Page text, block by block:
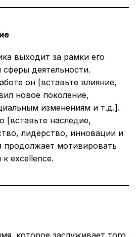
выходит за рамки его
деятельности.
он [вставьте влияние,
новое поколение,
изменениям и т.д.].
[вставьте наследие,
лидерство, инновации и
продолжает мотивировать
к excellence.
которое заслуживает того,